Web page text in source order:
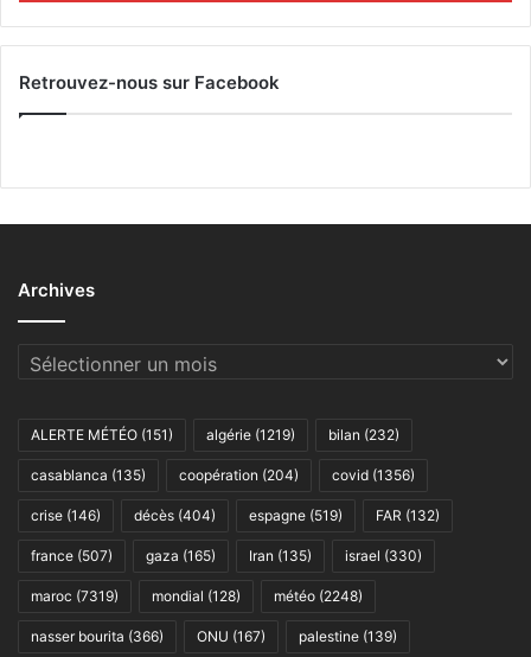
Retrouvez-nous sur Facebook
Archives
Archives
ALERTE MÉTÉO (151) algérie (1219) bilan (232)
casablanca (135) coopération (204) covid (1356)
crise (146) décès (404) espagne (519) FAR (132)
france (507) gaza (165) Iran (135) israel (330)
maroc (7319) mondial (128) météo (2248)
nasser bourita (366) ONU (167) palestine (139)